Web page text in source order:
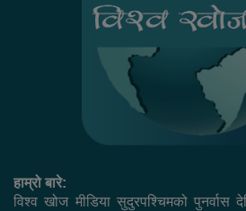
हाम्रो बारे:
विश्व खोज मीडिया सुदुरपश्चिमको पुनर्वास